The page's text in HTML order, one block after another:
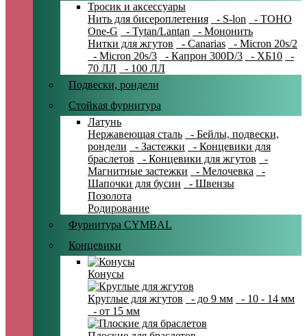
Тросик и аксессуары
Нить для бисероплетения
- S-lon
- TOHO
One-G
- Tytan/Lantan
- Мононить
Нитки для жгутов
- Canarias
- Micron 20s/2
- Micron 20s/3
- Капрон 300D/3 - ХБ10
-
70 ЛЛ
- 100 ЛЛ
Подвески, рондели
Стойкая фурнитура
Латунь
Нержавеющая сталь
- Бейлы, подвески,
рондели
- Застежки
- Концевики для
браслетов
- Концевики для жгутов
-
Магнитные застежки
- Мелочевка
-
Шапочки для бусин
- Швензы
Позолота
Родирование
Фурнитура CYMBAL
Концевики
Конусы
Круглые для жгутов - до 9 мм
- 10 - 14 мм
- от 15 мм